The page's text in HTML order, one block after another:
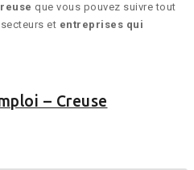
que vous pouvez suivre tout
et entreprises qui
– Creuse